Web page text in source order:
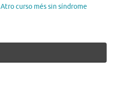
Atro curso més sin síndrome